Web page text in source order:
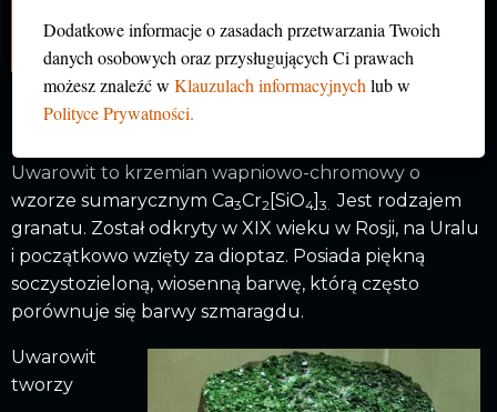
Wyróżnij się nosząc biżuterię z uwarowitu
CO TO JEST UWAROWIT?
Uwarowit to krzemian wapniowo-chromowy o
wzorze sumarycznym Ca3Cr2 [SiO4] 3.Jest rodzajem
granatu. Został odkryty w XIX wieku w Rosji, na Uralu
i początkowo wzięty za dioptaz. Posiada piękną
soczystozieloną, wiosenną barwę, którą często
porównuje się barwy szmaragdu.
Uwarowit
tworzy
Dodatkowe informacje o zasadach przetwarzania Twoich
danych osobowych oraz przysługujących Ci prawach
możesz znaleźć wKlauzulach informacyjnych lub w
Polityce Prywatności.